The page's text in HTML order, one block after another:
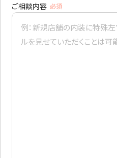
ご相談内容 必須
〒154-0014
東京都世田谷区新町3-23-2
TEL：03-3420-8484
〒661-
兵庫県
アハト
TEL :